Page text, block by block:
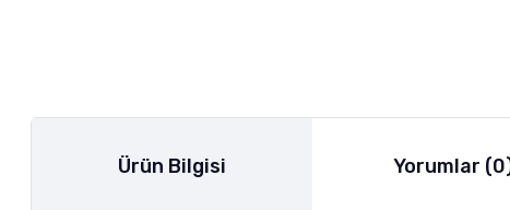
Ürün Bilgisi Yorumlar